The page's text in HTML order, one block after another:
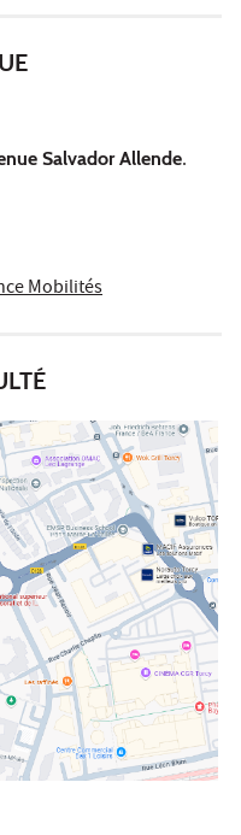
Salvador Allende.
Mobilités